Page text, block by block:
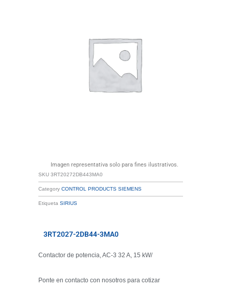
Imagen representativa solo para fines ilustrativos.
SKU 3RT20272DB443MA0
Category CONTROL PRODUCTS SIEMENS
Etiqueta SIRIUS
3RT2027-2DB44-3MA0
Contactor de potencia, AC-3 32 A, 15 kW/
Ponte en contacto con nosotros para cotizar